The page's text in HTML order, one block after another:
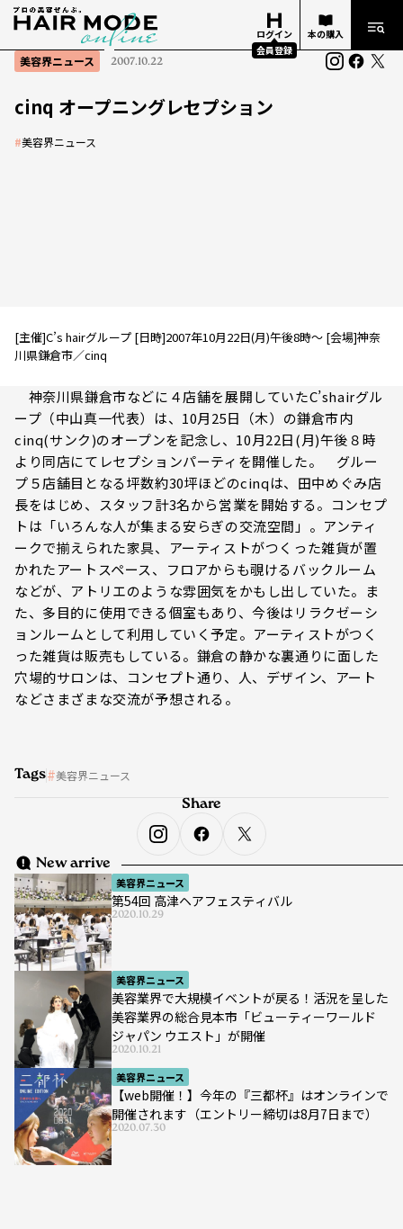
ログイン
会員登録
本の購入
美容界ニュース 2007.10.22
cinq オープニングレセプション
#美容界ニュース
[主催]C’s hairグループ [日時]2007年10月22日(月)午後8時～ [会場]神奈
川県鎌倉市／cinq
神奈川県鎌倉市などに４店舗を展開していたC’shairグル
ープ（中山真一代表）は、10月25日（木）の鎌倉市内
cinq(サンク)のオープンを記念し、10月22日(月)午後８時
より同店にてレセプションパーティを開催した。 グルー
プ５店舗目となる坪数約30坪ほどのcinqは、田中めぐみ店
長をはじめ、スタッフ計3名から営業を開始する。コンセプ
トは「いろんな人が集まる安らぎの交流空間」。アンティ
ークで揃えられた家具、アーティストがつくった雑貨が置
かれたアートスペース、フロアからも覗けるバックルーム
などが、アトリエのような雰囲気をかもし出していた。ま
た、多目的に使用できる個室もあり、今後はリラクゼーシ
ョンルームとして利用していく予定。アーティストがつく
った雑貨は販売もしている。鎌倉の静かな裏通りに面した
穴場的サロンは、コンセプト通り、人、デザイン、アート
などさまざまな交流が予想される。
Tags 美容界ニュース
New arrive
美容界ニュース
第54回 高津ヘアフェスティバル
2020.10.29
美容界ニュース
美容業界で大規模イベントが戻る！活況を呈した
美容業界の総合見本市「ビューティーワールド
ジャパン ウエスト」が開催
2020.10.21
美容界ニュース
【web開催！】今年の『三都杯』はオンラインで
開催されます（エントリー締切は8月7日まで）
2020.07.30
Share